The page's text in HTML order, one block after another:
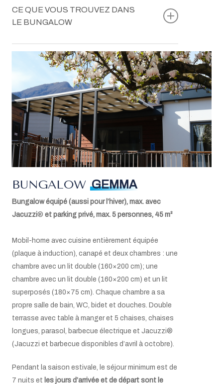
CE QUE VOUS TROUVEZ DANS
LE BUNGALOW
Literie et linges de toilette
Plaque de cuisson à induction
Four à micro-ondes
Réfrigérateur avec compartiment congélateur
Lave-vaisselle, pastilles et liquide de rinçage
Machine Nespresso
Bouilloire électrique
Machine à glace
Torchons, liquide vaisselle, éponges
Balai et pelle
Aspirateur
Télévision via satellite
W-LAN
Climatisation
Mini coffre-fort
BUNGALOW GEMMA
Bungalow équipé (aussi pour l’hiver), max. avec
Jacuzzi® et parking privé, max. 5 personnes, 45 m²
Mobil-home avec cuisine entièrement équipée
(plaque à induction), canapé et deux chambres : une
chambre avec un lit double (160×200 cm); une
chambre avec un lit double (160×200 cm) et un lit
superposés (180×75 cm). Chaque chambre a sa
propre salle de bain, WC, bidet et douches. Double
terrasse avec table à manger et 5 chaises, chaises
longues, parasol, barbecue électrique et Jacuzzi®
(Jacuzzi et barbecue disponibles d’avril à octobre).
Pendant la saison estivale, le séjour minimum est de
7 nuits et les jours d’arrivée et de départ sont le